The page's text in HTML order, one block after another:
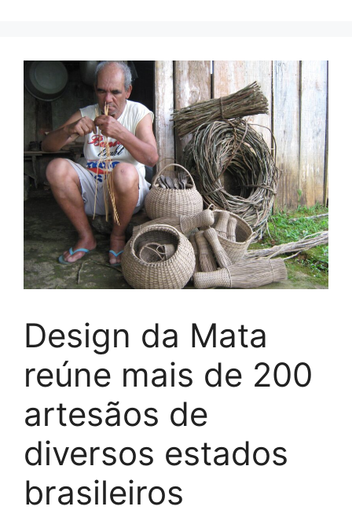
Design da Mata
reúne mais de 200
artesãos de
diversos estados
brasileiros